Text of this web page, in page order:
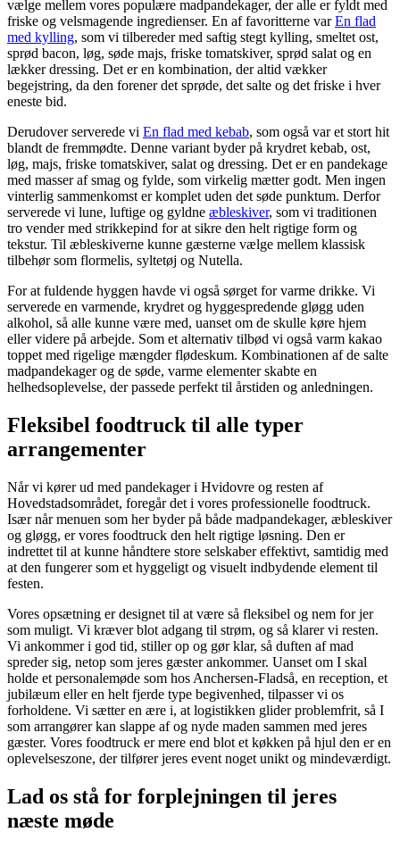
vælge mellem vores populære madpandekager, der alle er fyldt med
friske og velsmagende ingredienser. En af favoritterne varEn flad
med kylling, som vi tilbereder med saftig stegt kylling, smeltet ost,
sprød bacon, løg, søde majs, friske tomatskiver, sprød salat og en
lækker dressing. Det er en kombination, der altid vækker
begejstring, da den forener det sprøde, det salte og det friske i hver
eneste bid.
Derudover serverede vi En flad med kebab, som også var et stort hit
blandt de fremmødte. Denne variant byder på krydret kebab, ost,
løg, majs, friske tomatskiver, salat og dressing. Det er en pandekage
med masser af smag og fylde, som virkelig mætter godt. Men ingen
vinterlig sammenkomst er komplet uden det søde punktum. Derfor
serverede vi lune, luftige og gyldne æbleskiver, som vi traditionen
tro vender med strikkepind for at sikre den helt rigtige form og
tekstur. Til æbleskiverne kunne gæsterne vælge mellem klassisk
tilbehør som flormelis, syltetøj og Nutella.
For at fuldende hyggen havde vi også sørget for varme drikke. Vi
serverede en varmende, krydret og hyggespredende gløgg uden
alkohol, så alle kunne være med, uanset om de skulle køre hjem
eller videre på arbejde. Som et alternativ tilbød vi også varm kakao
toppet med rigelige mængder flødeskum. Kombinationen af de salte
madpandekager og de søde, varme elementer skabte en
helhedsoplevelse, der passede perfekt til årstiden og anledningen.
Fleksibel foodtruck til alle typer
arrangementer
Når vi kører ud med pandekager i Hvidovre og resten af
Hovedstadsområdet, foregår det i vores professionelle foodtruck.
Især når menuen som her byder på både madpandekager, æbleskiver
og gløgg, er vores foodtruck den helt rigtige løsning. Den er
indrettet til at kunne håndtere store selskaber effektivt, samtidig med
at den fungerer som et hyggeligt og visuelt indbydende element til
festen.
Vores opsætning er designet til at være så fleksibel og nem for jer
som muligt. Vi kræver blot adgang til strøm, og så klarer vi resten.
Vi ankommer i god tid, stiller op og gør klar, så duften af mad
spreder sig, netop som jeres gæster ankommer. Uanset om I skal
holde et personalemøde som hos Anchersen-Fladså, en reception, et
jubilæum eller en helt fjerde type begivenhed, tilpasser vi os
forholdene. Vi sætter en ære i, at logistikken glider problemfrit, så I
som arrangører kan slappe af og nyde maden sammen med jeres
gæster. Vores foodtruck er mere end blot et køkken på hjul den er en
oplevelseszone, der tilfører jeres event noget unikt og mindeværdigt.
Lad os stå for forplejningen til jeres
næste møde